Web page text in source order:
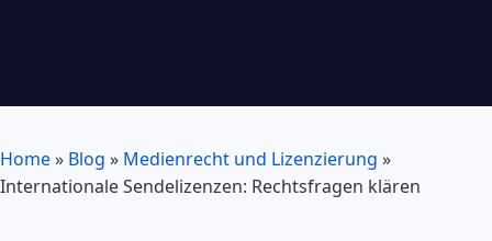
Home» Blog » Medienrecht und Lizenzierung »
Internationale Sendelizenzen: Rechtsfragen klären